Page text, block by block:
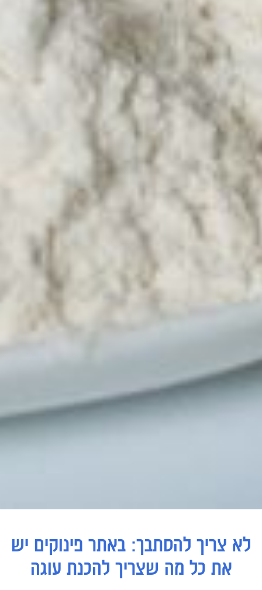
לא צריך להסתבך: באתר פינוקים יש
את כל מה שצריך להכנת עוגה